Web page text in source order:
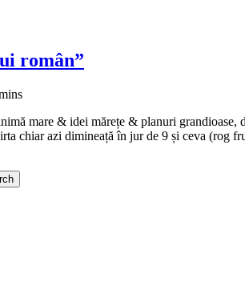
român”
mare & idei mărețe & planuri
chiar azi dimineață în jur de 9 și ceva (rog